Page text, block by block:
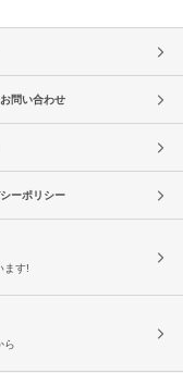
問い合わせ
ーポリシー
ます!
ら